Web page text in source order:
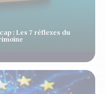
: Les 7 réflexes du